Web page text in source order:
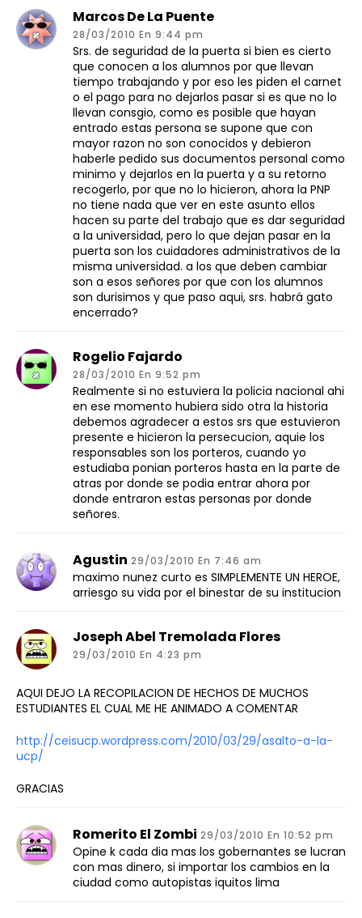
Marcos De La Puente
28/03/2010 En 9:44 pm
Srs. de seguridad de la puerta si bien es cierto
que conocen a los alumnos por que llevan
tiempo trabajando y por eso les piden el carnet
o el pago para no dejarlos pasar si es que no lo
llevan consgio, como es posible que hayan
entrado estas persona se supone que con
mayor razon no son conocidos y debieron
haberle pedido sus documentos personal como
minimo y dejarlos en la puerta y a su retorno
recogerlo, por que no lo hicieron, ahora la PNP
no tiene nada que ver en este asunto ellos
hacen su parte del trabajo que es dar seguridad
a la universidad, pero lo que dejan pasar en la
puerta son los cuidadores administrativos de la
misma universidad. a los que deben cambiar
son a esos señores por que con los alumnos
son durisimos y que paso aqui, srs. habrá gato
encerrado?
Rogelio Fajardo
28/03/2010 En 9:52 pm
Realmente si no estuviera la policia nacional ahi
en ese momento hubiera sido otra la historia
debemos agradecer a estos srs que estuvieron
presente e hicieron la persecucion, aquie los
responsables son los porteros, cuando yo
estudiaba ponian porteros hasta en la parte de
atras por donde se podia entrar ahora por
donde entraron estas personas por donde
señores.
Agustin 29/03/2010 En 7:46 am
maximo nunez curto es SIMPLEMENTE UN HEROE,
arriesgo su vida por el binestar de su institucion
Joseph Abel Tremolada Flores
29/03/2010 En 4:23 pm
AQUI DEJO LA RECOPILACION DE HECHOS DE MUCHOS
ESTUDIANTES EL CUAL ME HE ANIMADO A COMENTAR
http://ceisucp.wordpress.com/2010/03/29/asalto-a-la-
ucp/
GRACIAS
Romerito El Zombi 29/03/2010 En 10:52 pm
Opine k cada dia mas los gobernantes se lucran
con mas dinero, si importar los cambios en la
ciudad como autopistas iquitos lima